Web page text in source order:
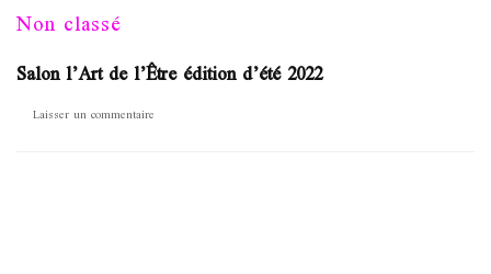
Non classé
Salon l’Art de l’Être édition d’été 2022
Laisser un commentaire